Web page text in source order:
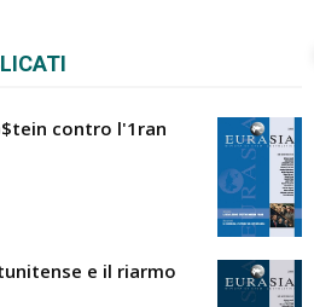
contro l'1ran
e il riarmo